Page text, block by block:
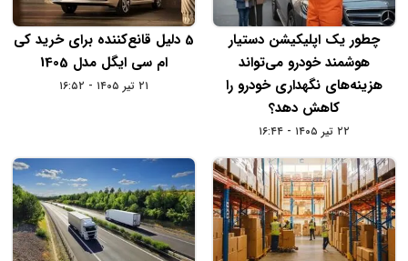
چطور یک اپلیکیشن دستیار
هوشمند خودرو می‌تواند
هزینه‌های نگهداری خودرو را
کاهش دهد؟
۲۲ تیر ۱۴۰۵ - ۱۶:۴۴
5 دلیل قانع‌کننده برای خرید کی
ام سی ایگل مدل 1405
۲۱ تیر ۱۴۰۵ - ۱۶:۵۲